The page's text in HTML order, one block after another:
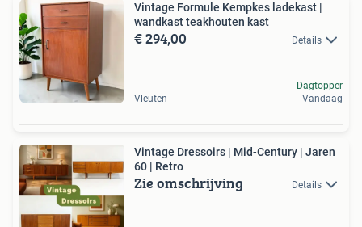
Vintage Formule Kempkes ladekast |
wandkast teakhouten kast
€ 294,00 Details
Vleuten
Dagtopper
Vandaag
Vintage Dressoirs | Mid-Century | Jaren
60 | Retro
Zie omschrijving Details